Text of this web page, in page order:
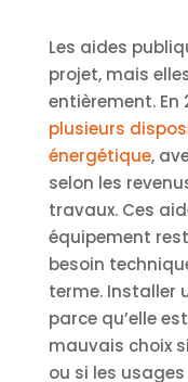
Les aides
projet, mais
entièrement. En
plusieurs
énergétique,
selon les
travaux. Ces
équipement
besoin
terme. Installer
parce qu’elle
mauvais choix
ou si les